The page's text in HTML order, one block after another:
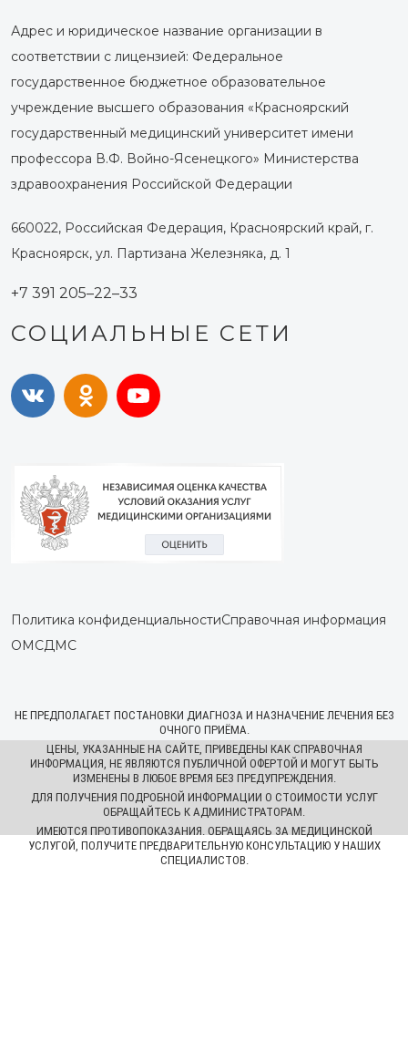
Адрес и юридическое название организации в
соответствии с лицензией: Федеральное
государственное бюджетное образовательное
учреждение высшего образования «Красноярский
государственный медицинский университет имени
профессора В.Ф. Войно-Ясенецкого» Министерства
здравоохранения Российской Федерации
660022, Российская Федерация, Красноярский край, г.
Красноярск, ул. Партизана Железняка, д. 1
+7 391 205–22–33
СОЦИАЛЬНЫЕ СЕТИ
Политика конфиденциальностиСправочная информация
ОМСДМС
НЕ ПРЕДПОЛАГАЕТ ПОСТАНОВКИ ДИАГНОЗА И НАЗНАЧЕНИЕ ЛЕЧЕНИЯ БЕЗ
ОЧНОГО ПРИЁМА.
ЦЕНЫ, УКАЗАННЫЕ НА САЙТЕ, ПРИВЕДЕНЫ КАК СПРАВОЧНАЯ
ИНФОРМАЦИЯ, НЕ ЯВЛЯЮТСЯ ПУБЛИЧНОЙ ОФЕРТОЙ И МОГУТ БЫТЬ
ИЗМЕНЕНЫ В ЛЮБОЕ ВРЕМЯ БЕЗ ПРЕДУПРЕЖДЕНИЯ.
ДЛЯ ПОЛУЧЕНИЯ ПОДРОБНОЙ ИНФОРМАЦИИ О СТОИМОСТИ УСЛУГ
ОБРАЩАЙТЕСЬ К АДМИНИСТРАТОРАМ.
ИМЕЮТСЯ ПРОТИВОПОКАЗАНИЯ. ОБРАЩАЯСЬ ЗА МЕДИЦИНСКОЙ
УСЛУГОЙ, ПОЛУЧИТЕ ПРЕДВАРИТЕЛЬНУЮ КОНСУЛЬТАЦИЮ У НАШИХ
СПЕЦИАЛИСТОВ.